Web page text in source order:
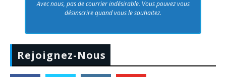
Avec nous, pas de courrier indésirable. Vous pouvez vous
désinscrire quand vous le souhaitez.
Rejoignez-Nous